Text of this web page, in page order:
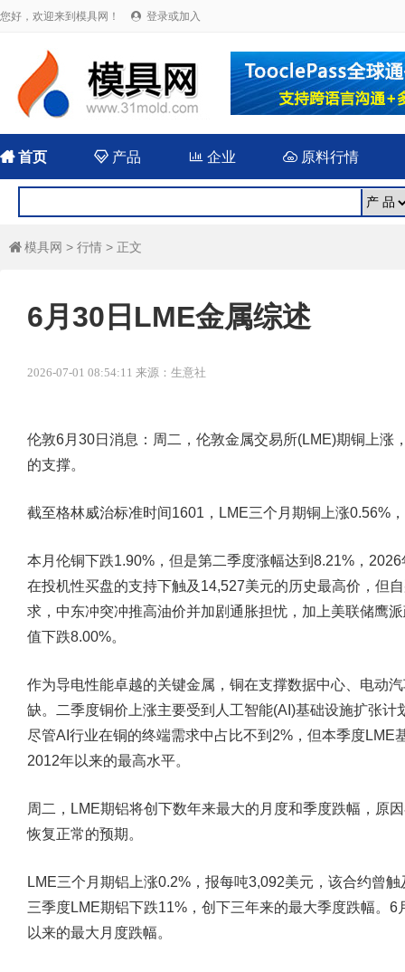
您好，欢迎来到模具网！  登录或加入
首页  产品 企业 原料行情
 模具网 > 行情 > 正文
6月30日LME金属综述
2026-07-01 08:54:11 来源：生意社
伦敦6月30日消息：周二，伦敦金属交易所(LME)期铜上涨
的支撑。
截至格林威治标准时间1601，LME三个月期铜上涨0.56%
本月伦铜下跌1.90%，但是第二季度涨幅达到8.21%，
在投机性买盘的支持下触及14,527美元的历史最高价，但
求，中东冲突冲推高油价并加剧通胀担忧，加上美联储鹰
值下跌8.00%。
作为导电性能卓越的关键金属，铜在支撑数据中心、电动
缺。二季度铜价上涨主要受到人工智能(AI)基础设施扩张
尽管AI行业在铜的终端需求中占比不到2%，但本季度LME
2012年以来的最高水平。
周二，LME期铝将创下数年来最大的月度和季度跌幅，原
恢复正常的预期。
LME三个月期铝上涨0.2%，报每吨3,092美元，该合约曾
三季度LME期铝下跌11%，创下三年来的最大季度跌幅。
以来的最大月度跌幅。